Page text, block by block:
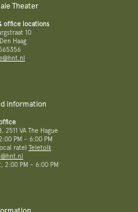
Theater
office locations
10
Haag
information
2511 VA The Hague
PM – 6:00 PM
rate) Teletolk
2:00 PM – 6:00 PM